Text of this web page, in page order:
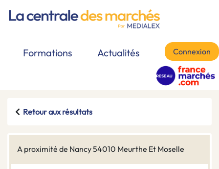
Formations Actualités Connexion
Retour aux résultats
A proximité de Nancy 54010 Meurthe Et Moselle